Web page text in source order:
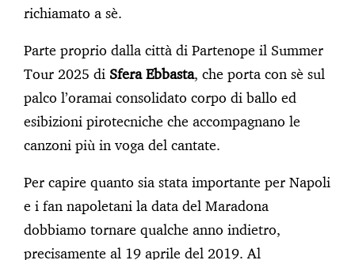
richiamato a sè.
Parte proprio dalla città di Partenope il Summer
Tour 2025 di Sfera Ebbasta, che porta con sè sul
palco l’oramai consolidato corpo di ballo ed
esibizioni pirotecniche che accompagnano le
canzoni più in voga del cantate.
Per capire quanto sia stata importante per Napoli
e i fan napoletani la data del Maradona
dobbiamo tornare qualche anno indietro,
precisamente al 19 aprile del 2019. Al